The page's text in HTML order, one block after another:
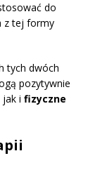
do
z tej formy
tych dwóch
pozytywnie
jak i fizyczne